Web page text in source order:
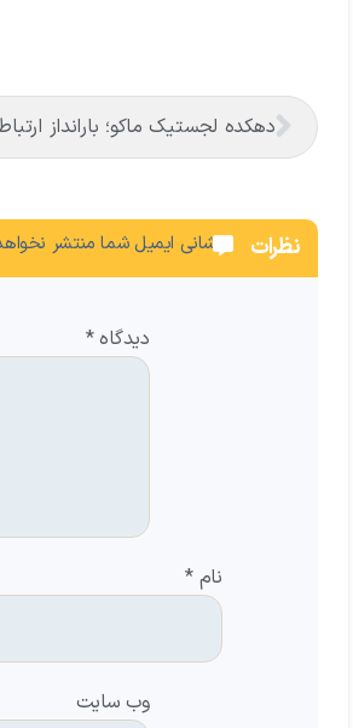
دهکده لجستیک ماکو؛ بارانداز
نظرات نشانی ایمیل شما منتشر
دیدگاه*
نام*
وب‌ سایت